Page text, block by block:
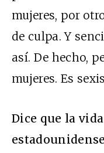
mujeres, por
de culpa. Y
así. De hecho,
mujeres. Es
Dice que la